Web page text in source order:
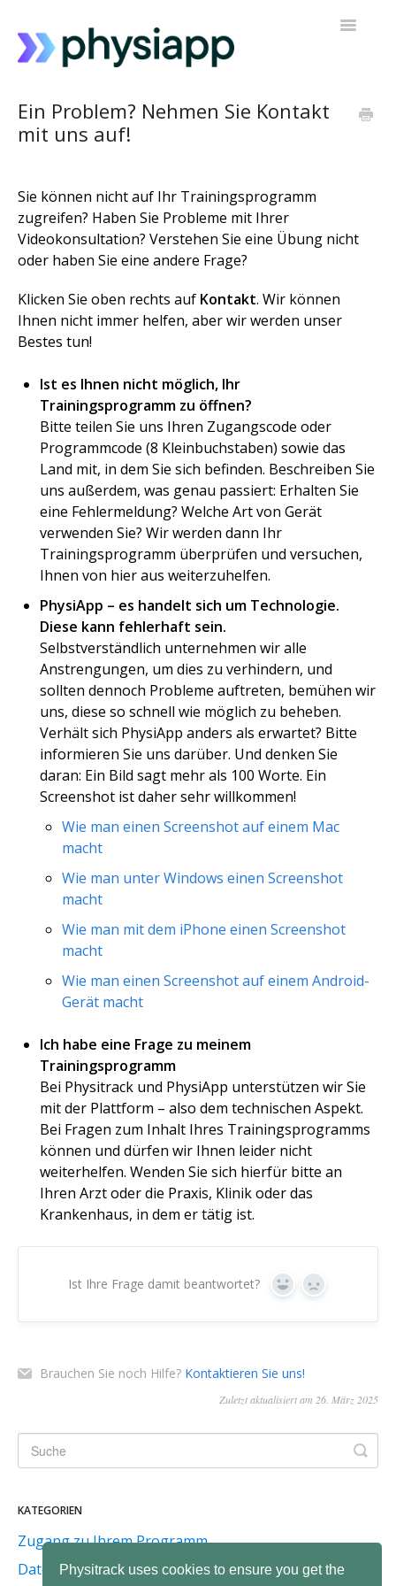
Physitrack uses cookies to ensure you get the
Mein Trainingsprogramm
Ein Problem? Nehmen Sie Kontakt
mit uns auf!
Sie können nicht auf Ihr Trainingsprogramm
zugreifen? Haben Sie Probleme mit Ihrer
Videokonsultation? Verstehen Sie eine Übung nicht
oder haben Sie eine andere Frage?
Klicken Sie oben rechts auf Kontakt. Wir können
Ihnen nicht immer helfen, aber wir werden unser
Bestes tun!
Ist es Ihnen nicht möglich, Ihr
Trainingsprogramm zu öffnen?
Bitte teilen Sie uns Ihren Zugangscode oder
Programmcode (8 Kleinbuchstaben) sowie das
Land mit, in dem Sie sich befinden. Beschreiben Sie
uns außerdem, was genau passiert: Erhalten Sie
eine Fehlermeldung? Welche Art von Gerät
verwenden Sie? Wir werden dann Ihr
Trainingsprogramm überprüfen und versuchen,
Ihnen von hier aus weiterzuhelfen.
PhysiApp – es handelt sich um Technologie.
Diese kann fehlerhaft sein.
Selbstverständlich unternehmen wir alle
Anstrengungen, um dies zu verhindern, und
sollten dennoch Probleme auftreten, bemühen wir
uns, diese so schnell wie möglich zu beheben.
Verhält sich PhysiApp anders als erwartet? Bitte
informieren Sie uns darüber. Und denken Sie
daran: Ein Bild sagt mehr als 100 Worte. Ein
Screenshot ist daher sehr willkommen!
Wie man einen Screenshot auf einem Mac
macht
Wie man unter Windows einen Screenshot
macht
Wie man mit dem iPhone einen Screenshot
macht
Wie man einen Screenshot auf einem Android-
Gerät macht
Ich habe eine Frage zu meinem
Trainingsprogramm
Bei Physitrack und PhysiApp unterstützen wir Sie
mit der Plattform – also dem technischen Aspekt.
Bei Fragen zum Inhalt Ihres Trainingsprogramms
können und dürfen wir Ihnen leider nicht
weiterhelfen. Wenden Sie sich hierfür bitte an
Ihren Arzt oder die Praxis, Klinik oder das
Krankenhaus, in dem er tätig ist.
Ist Ihre Frage damit beantwortet? Ja Nein
Brauchen Sie noch Hilfe? Kontaktieren Sie uns!
Zuletzt aktualisiert am 26. März 2025
KATEGORIEN
Zugang zu Ihrem Programm
Datenschutz & Sicherheit